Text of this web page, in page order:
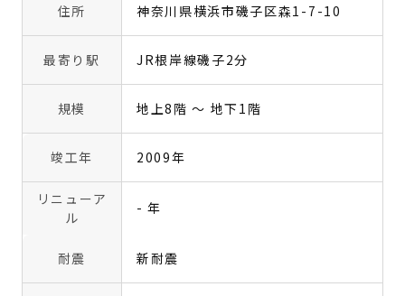
住所 神奈川県横浜市磯子区森1-7-10
最寄り駅 JR根岸線磯子2分
規模 地上8階 〜 地下1階
竣工年 2009年
リニューア
ル
- 年
耐震 新耐震